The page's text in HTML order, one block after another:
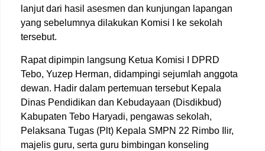
lanjut dari hasil asesmen dan kunjungan lapangan
yang sebelumnya dilakukan Komisi I ke sekolah
tersebut.
Rapat dipimpin langsung Ketua Komisi I DPRD
Tebo, Yuzep Herman, didampingi sejumlah anggota
dewan. Hadir dalam pertemuan tersebut Kepala
Dinas Pendidikan dan Kebudayaan (Disdikbud)
Kabupaten Tebo Haryadi, pengawas sekolah,
Pelaksana Tugas (Plt) Kepala SMPN 22 Rimbo Ilir,
majelis guru, serta guru bimbingan konseling